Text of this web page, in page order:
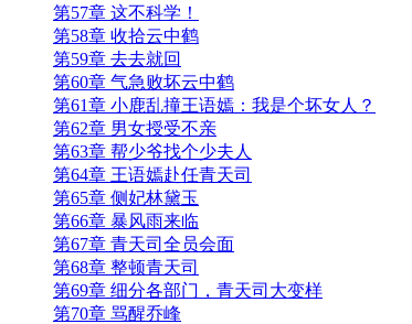
第57章 这不科学！
第58章 收拾云中鹤
第59章 去去就回
第60章 气急败坏云中鹤
第61章 小鹿乱撞王语嫣：我是个坏女人？
第62章 男女授受不亲
第63章 帮少爷找个少夫人
第64章 王语嫣赴任青天司
第65章 侧妃林黛玉
第66章 暴风雨来临
第67章 青天司全员会面
第68章 整顿青天司
第69章 细分各部门，青天司大变样
第70章 骂醒乔峰